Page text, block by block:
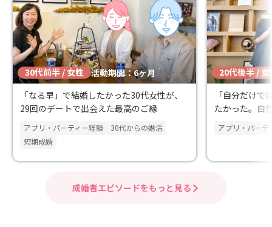
30代前半 / 女性 活動期間：6ヶ月
「なる早」で結婚したかった30代女性が、
29回のデートで出会えた最高のご縁
アプリ・パーティー経験
30代からの婚活
短期成婚
20代後半 / 女
「自分だけ
たかった。自
婚退会
アプリ・パーテ
成婚者エピソードをもっと見る